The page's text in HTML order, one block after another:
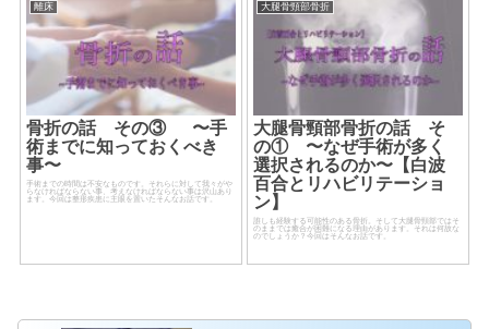
離床
骨折の話 その③ 〜手
術までに知っておくべき
事〜
手術までの時間は不安なものです。それらに対して我々がや
らなければならない事、考えなければならない事は沢山あり
ます。今回は整形疾患に主眼を置いたそんなお話です。
大腿骨頸部骨折
大腿骨頸部骨折の話 そ
の① 〜なぜ手術が多く
選択されるのか〜【白波
百合とリハビリテーショ
ン】
誰しも経験する可能性のある骨折。そして大腿骨頸部ではそ
のままでは癒合が困難になる理由があります。それは何故な
のでしょうか？今回はそんなお話です。